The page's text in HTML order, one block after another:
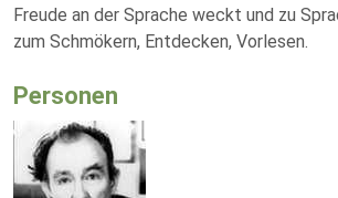
Freude an der Sprache weckt und zu
zum Schmökern, Entdecken, Vorlesen.
Personen